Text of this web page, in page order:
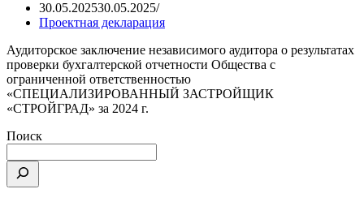
30.05.202530.05.2025
Проектная декларация
Аудиторское заключение независимого аудитора о результатах
проверки бухгалтерской отчетности Общества с
ограниченной ответственностью
«СПЕЦИАЛИЗИРОВАННЫЙ ЗАСТРОЙЩИК
«СТРОЙГРАД» за 2024 г.
Поиск